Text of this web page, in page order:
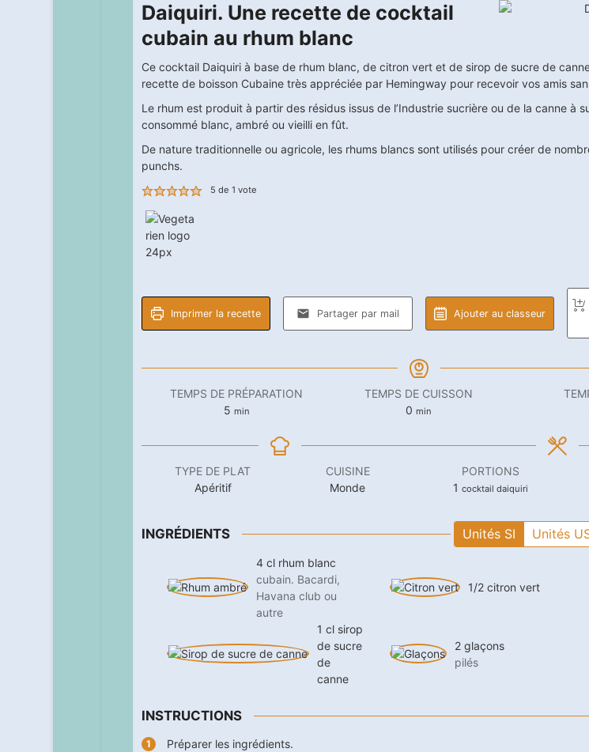
Daiquiri. Une recette de cocktail
cubain au rhum blanc
Ce cocktail Daiquiri à base de rhum blanc, de citron vert et de sirop de sucre de
recette de boisson Cubaine très appréciée par Hemingway pour recevoir vos amis
Le rhum est produit à partir des résidus issus de l’Industrie sucrière ou de la canne à
consommé blanc, ambré ou vieilli en fût.
De nature traditionnelle ou agricole, les rhums blancs sont utilisés pour créer de
punchs.
5 de 1 vote
Imprimer la recette Partager par mail Ajouter au classeur
TEMPS DE PRÉPARATION
5minutes
min
TEMPS DE CUISSON
0 minutes
min
TYPE DE PLAT
Apéritif
CUISINE
Monde
PORTIONS
1 cocktail daiquiri
INGRÉDIENTS Unités SI Unités
4 cl rhum blanc
cubain. Bacardi,
Havana club ou
autre
1/2 citron vert
1 cl sirop
de sucre
de
canne
2 glaçons
pilés
INSTRUCTIONS
Préparer les ingrédients.